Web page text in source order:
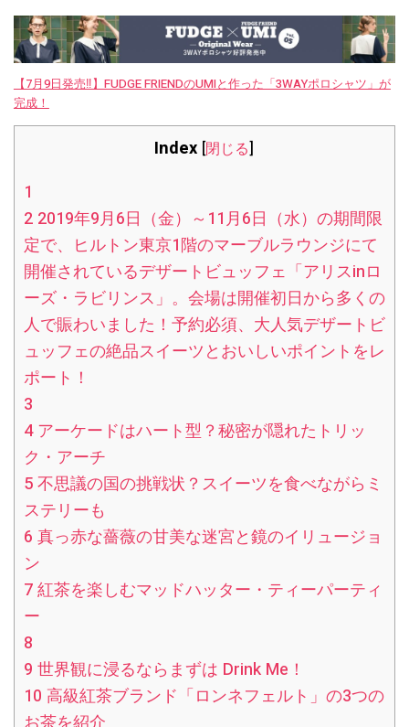
【7月9日発売‼︎】FUDGE FRIENDのUMIと作った「3WAYポロシャツ」が
完成！
Index [閉じる]
1
22019年9月6日（金）～11月6日（水）の期間限
定で、ヒルトン東京1階のマーブルラウンジにて
開催されているデザートビュッフェ「アリスinロ
ーズ・ラビリンス」。会場は開催初日から多くの
人で賑わいました！予約必須、大人気デザートビ
ュッフェの絶品スイーツとおいしいポイントをレ
ポート！
3
4アーケードはハート型？秘密が隠れたトリッ
ク・アーチ
5不思議の国の挑戦状？スイーツを食べながらミ
ステリーも
6 真っ赤な薔薇の甘美な迷宮と鏡のイリュージョ
ン
7紅茶を楽しむマッドハッター・ティーパーティ
ー
8
9 世界観に浸るならまずは Drink Me！
10 高級紅茶ブランド「ロンネフェルト」の3つの